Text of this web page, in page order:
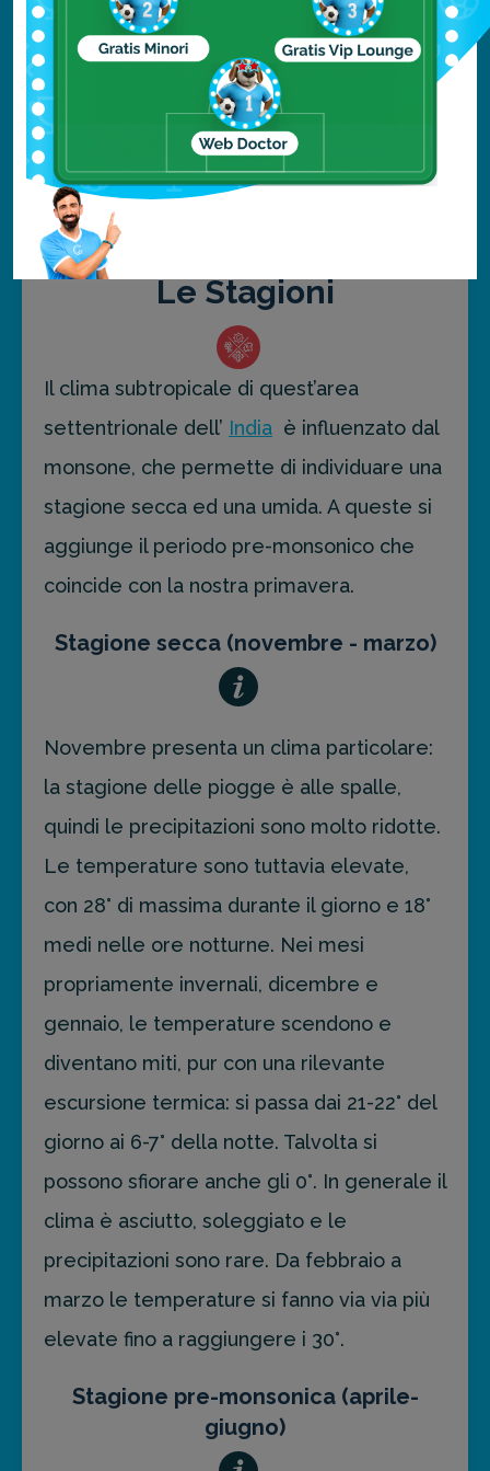
Ottobre
min. 19° / max 33°
Novembre
min. 11° / max 28°
Dicembre
min. 7° / max 22°
Le Stagioni
Il clima subtropicale di quest’area
settentrionale dell’ India è influenzato dal
monsone, che permette di individuare una
stagione secca ed una umida. A queste si
aggiunge il periodo pre-monsonico che
coincide con la nostra primavera.
Stagione secca (novembre - marzo)
Novembre presenta un clima particolare:
la stagione delle piogge è alle spalle,
quindi le precipitazioni sono molto ridotte.
Le temperature sono tuttavia elevate,
con 28° di massima durante il giorno e 18°
medi nelle ore notturne. Nei mesi
propriamente invernali, dicembre e
gennaio, le temperature scendono e
diventano miti, pur con una rilevante
escursione termica: si passa dai 21-22° del
giorno ai 6-7° della notte. Talvolta si
possono sfiorare anche gli 0°. In generale il
clima è asciutto, soleggiato e le
precipitazioni sono rare. Da febbraio a
marzo le temperature si fanno via via più
elevate fino a raggiungere i 30°.
Stagione pre-monsonica (aprile-
giugno)